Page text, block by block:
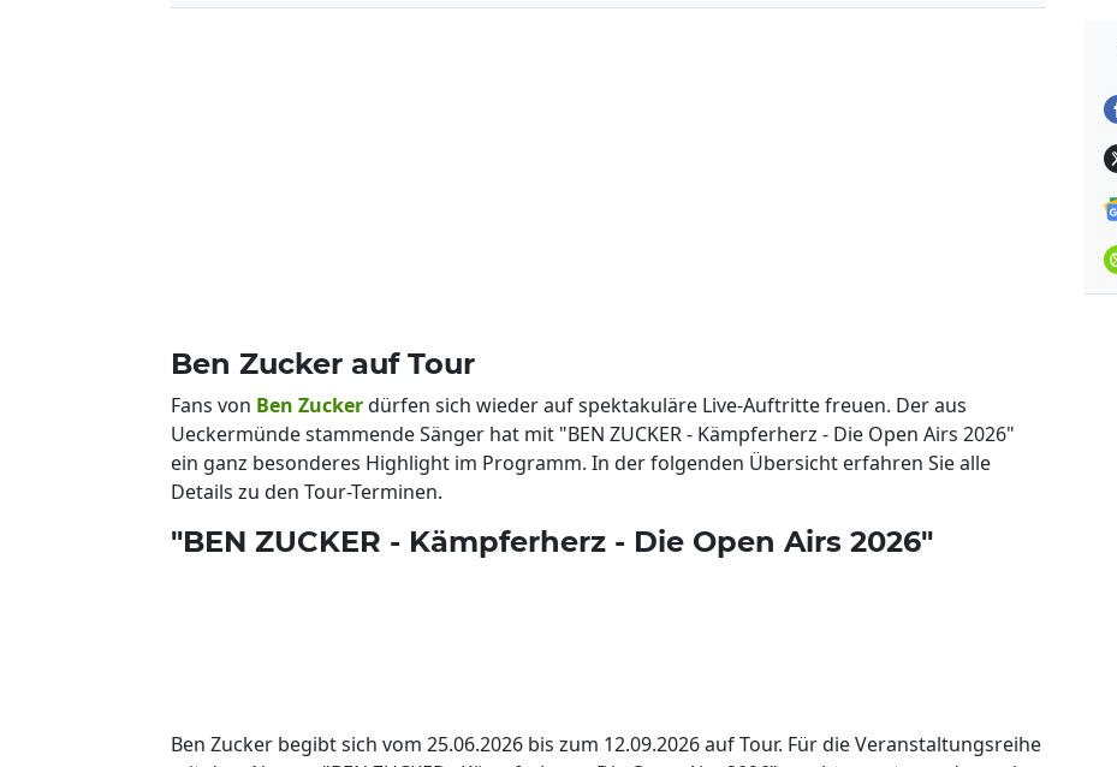
Ben Zucker auf Tour
Fans von Ben Zuckerdürfen sich wieder auf spektakuläre Live-Auftritte freuen. Der aus
Ueckermünde stammende Sänger hat mit "BEN ZUCKER - Kämpferherz - Die Open Airs 2026"
ein ganz besonderes Highlight im Programm. In der folgenden Übersicht erfahren Sie alle
Details zu den Tour-Terminen.
"BEN ZUCKER - Kämpferherz - Die Open Airs 2026"
Ben Zucker begibt sich vom 25.06.2026 bis zum 12.09.2026 auf Tour. Für die Veranstaltungsreihe